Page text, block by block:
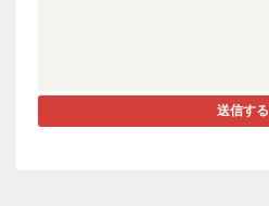
送信する